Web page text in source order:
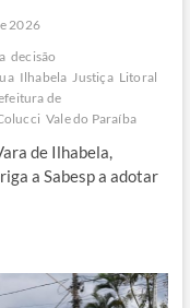
2026
decisão
Ilhabela Justiça Litoral
de
Vale do Paraíba
de Ilhabela,
a Sabesp a adotar